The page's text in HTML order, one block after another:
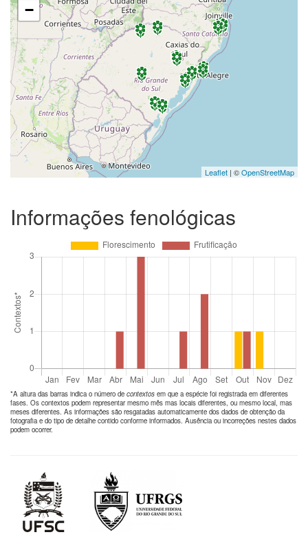
−
Leaflet | ©OpenStreetMap
Informações fenológicas
*A altura das barras indica o número de contextos em que a espécie foi registrada em diferentes
fases. Os contextos podem representar mesmo mês mas locais diferentes, ou mesmo local, mas
meses diferentes. As informações são resgatadas automaticamente dos dados de obtenção da
fotografia e do tipo de detalhe contido conforme informados. Ausência ou incorreções nestes dados
podem ocorrer.